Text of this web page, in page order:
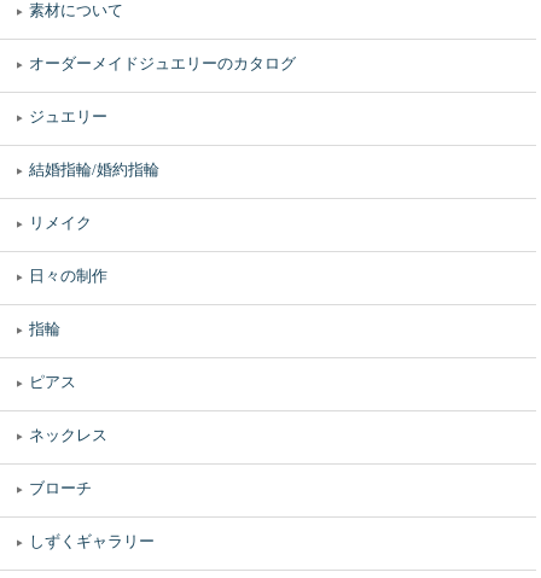
素材について
オーダーメイドジュエリーのカタログ
ジュエリー
結婚指輪/婚約指輪
リメイク
日々の制作
指輪
ピアス
ネックレス
ブローチ
しずくギャラリー